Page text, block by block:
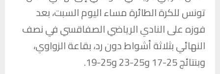
تونس للكرة الطائرة مساء اليوم السبت، بعد
فوزه علىالنادي الرياضي الصفاقسيفي نصف
النهائي بثلاثة أشواط دون رد، بقاعة الزواوي،
وبنتائج 25-17 و25-23 و25-19.